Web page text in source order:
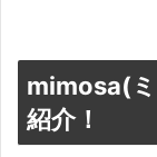
mimosa(
紹介！